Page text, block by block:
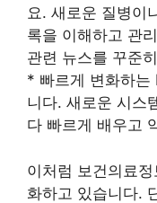
요. 새로운 질병이
록을 이해하고 관
관련 뉴스를 꾸준
* 빠르게 변화하는
니다. 새로운 시스
다 빠르게 배우고
이처럼 보건의료
화하고 있습니다.